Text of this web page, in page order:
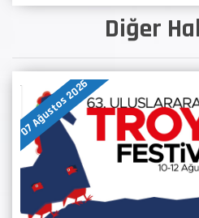
Diğer
07 Ağustos 2026